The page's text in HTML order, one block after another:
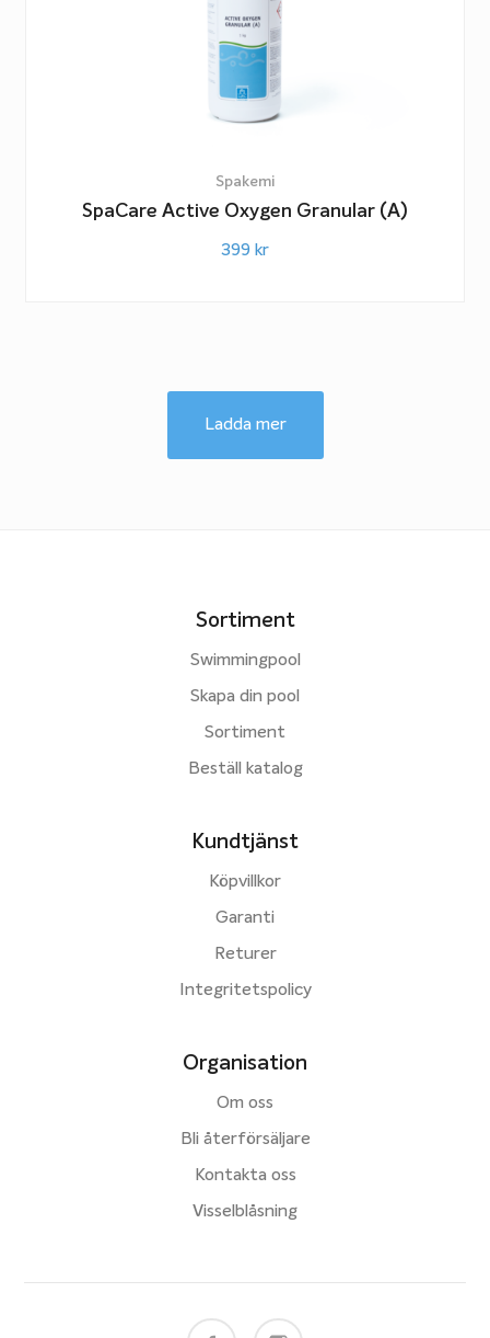
Spakemi
SpaCare Active Oxygen Granular (A)
399 kr
Ladda mer
Sortiment
Swimmingpool
Skapa din pool
Sortiment
Beställ katalog
Kundtjänst
Köpvillkor
Garanti
Returer
Integritetspolicy
Organisation
Om oss
Bli återförsäljare
Kontakta oss
Visselblåsning